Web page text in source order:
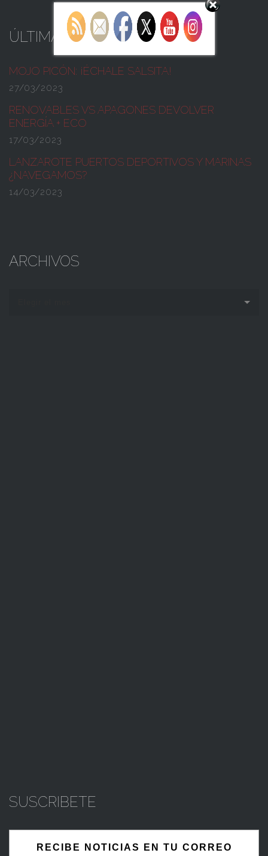
ÚLTIMAS NOTICIAS
MOJO PICÓN: ¡ÉCHALE SALSITA!
27/03/2023
RENOVABLES VS APAGONES DEVOLVER
ENERGÍA + ECO
17/03/2023
LANZAROTE PUERTOS DEPORTIVOS Y MARINAS
¿NAVEGAMOS?
14/03/2023
ARCHIVOS
SUSCRIBETE
RECIBE NOTICIAS EN TU CORREO